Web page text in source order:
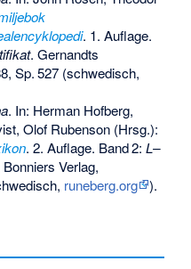
. 1. Auflage.
. Gernandts
Sp.527(schwedisch,
. In: Herman Hofberg,
Olof Rubenson (Hrsg.):
. 2. Auflage. Band2: L–
Verlag,
runeberg.org ).